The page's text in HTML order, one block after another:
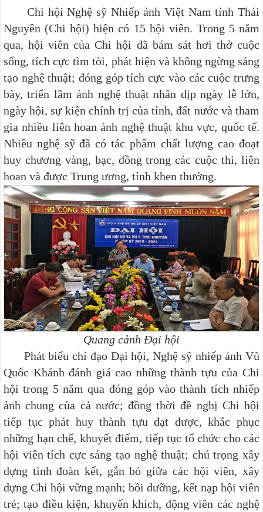
Chi hội Nghệ sỹ Nhiếp ảnh Việt Nam tỉnh Thái
Nguyên (Chi hội) hiện có 15 hội viên. Trong 5 năm
qua, hội viên của Chi hội đã bám sát hơi thở cuộc
sống, tích cực tìm tòi, phát hiện và không ngừng sáng
tạo nghệ thuật; đóng góp tích cực vào các cuộc trưng
bày, triển lãm ảnh nghệ thuật nhân dịp ngày lễ lớn,
ngày hội, sự kiện chính trị của tỉnh, đất nước và tham
gia nhiều liên hoan ảnh nghệ thuật khu vực, quốc tế.
Nhiều nghệ sỹ đã có tác phẩm chất lượng cao đoạt
huy chương vàng, bạc, đồng trong các cuộc thi, liên
hoan và được Trung ương, tỉnh khen thưởng.
Quang cảnh Đại hội
Phát biểu chỉ đạo Đại hội, Nghệ sỹ nhiếp ảnh Vũ
Quốc Khánh đánh giá cao những thành tựu của Chi
hội trong 5 năm qua đóng góp vào thành tích nhiếp
ảnh chung của cả nước; đồng thời đề nghị Chi hội
tiếp tục phát huy thành tựu đạt được, khắc phục
những hạn chế, khuyết điểm, tiếp tục tổ chức cho các
hội viên tích cực sáng tạo nghệ thuật; chú trọng xây
dựng tình đoàn kết, gắn bó giữa các hội viên, xây
dựng Chi hội vững mạnh; bồi dưỡng, kết nạp hội viên
trẻ; tạo điều kiện, khuyến khích, động viên các nghệ